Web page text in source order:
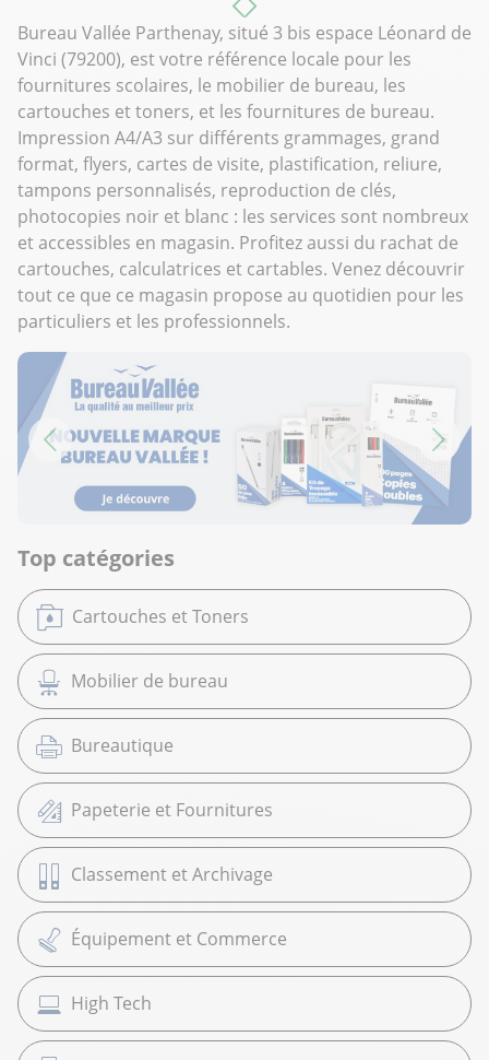
Bureau Vallée Parthenay, situé 3 bis espace Léonard de
Vinci (79200), est votre référence locale pour les
fournitures scolaires, le mobilier de bureau, les
cartouches et toners, et les fournitures de bureau.
Impression A4/A3 sur différents grammages, grand
format, flyers, cartes de visite, plastification, reliure,
tampons personnalisés, reproduction de clés,
photocopies noir et blanc : les services sont nombreux
et accessibles en magasin. Profitez aussi du rachat de
cartouches, calculatrices et cartables. Venez découvrir
tout ce que ce magasin propose au quotidien pour les
particuliers et les professionnels.
Top catégories
Cartouches et Toners
Mobilier de bureau
Bureautique
Papeterie et Fournitures
Classement et Archivage
Équipement et Commerce
High Tech